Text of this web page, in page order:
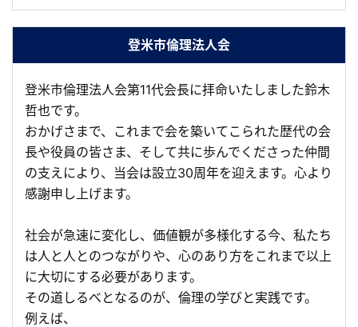
登米市倫理法人会
登米市倫理法人会第11代会長に拝命いたしました鈴木
哲也です。
おかげさまで、これまで会を築いてこられた歴代の会
長や役員の皆さま、そして共に歩んでくださった仲間
の支えにより、当会は設立30周年を迎えます。心より
感謝申し上げます。
社会が急速に変化し、価値観が多様化する今、私たち
は人と人とのつながりや、心のあり方をこれまで以上
に大切にする必要があります。
その道しるべとなるのが、倫理の学びと実践です。
例えば、